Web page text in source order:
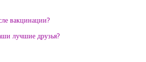
вакцинации?
лучшие друзья?